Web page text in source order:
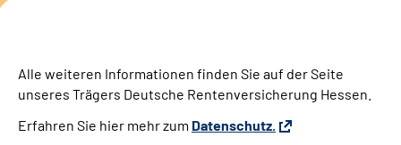
Suche
Leichte Sprache
Alle weiteren Informationen finden Sie auf der Seite
unseres Trägers Deutsche Rentenversicherung Hessen.
Erfahren Sie hier mehr zum Datenschutz.